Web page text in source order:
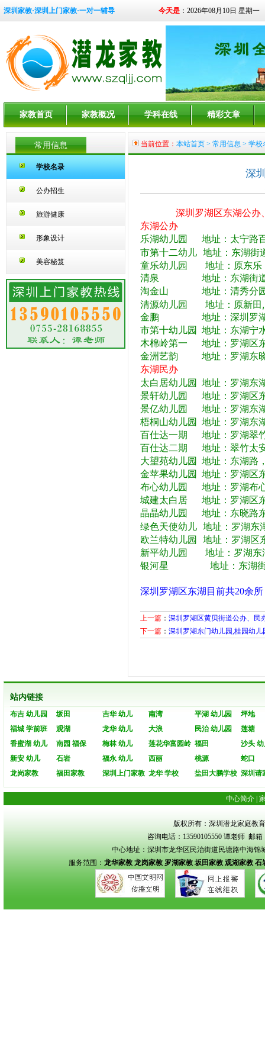
深圳家教·深圳上门家教·一对一辅导 今天是：2026年08月10日 星期一
家教首页 家教概况 学科在线 精彩文章
常用信息
学校名录
公办招生
旅游健康
形象设计
美容秘笈
当前位置： 本站首页 > 常用信息 > 学校
深
深圳罗湖区东湖公办
东湖公办
乐湖幼儿园 地址：太宁路
市第十二幼儿 地址：东湖街
童乐幼儿园 地址：原东乐
清泉 地址：东湖街道大望
淘金山 地址：清秀分园，
清源幼儿园 地址：原新田,
金鹏 地址：深圳罗湖区东
市第十幼儿园 地址：东湖宁
木棉岭第一 地址：罗湖区东
金洲艺韵 地址：罗湖东晓
东湖民办
太白居幼儿园 地址：罗湖东
景轩幼儿园 地址：罗湖区东
景亿幼儿园 地址：罗湖东湖
梧桐山幼儿园 地址：罗湖东
百仕达一期 地址：罗湖翠竹
百仕达二期 地址：翠竹太安
大望苑幼儿园 地址：东湖路
金苹果幼儿园 地址：罗湖区
布心幼儿园 地址：罗湖布心
城建太白居 地址：罗湖区东
晶晶幼儿园 地址：东晓路东
绿色天使幼儿 地址：罗湖东
欧兰特幼儿园 地址：罗湖区
新平幼儿园 地址：罗湖东
银河星 地址：东湖街道东
深圳罗湖区东湖目前共20余所
上一篇 ： 深圳罗湖区黄贝街道公办、民
下一篇 ： 深圳罗湖东门幼儿园,桂园幼儿
站内链接
布吉 幼儿园 坂田 吉华 幼儿 南湾 平湖 幼儿园
坪地
福城 学前班
观湖 龙华 幼儿 大浪 民治 幼儿园
莲塘
香蜜湖 幼儿
南园 福保 梅林 幼儿 莲花华富园岭 福田
沙头
新安 幼儿
石岩 福永 幼儿 西丽 桃源
蛇口
龙岗家教
福田家教 深圳上门家教 龙华 学校 盐田大鹏学校 深圳请
中心简介
版权所有：深圳潜龙家庭教育
咨询电话：13590105550 谭老师 邮
中心地址：深圳市龙华区民治街道民塘路中海锦
服务范围： 龙华家教 龙岗家教 罗湖家教 坂田家教 观湖家教 石